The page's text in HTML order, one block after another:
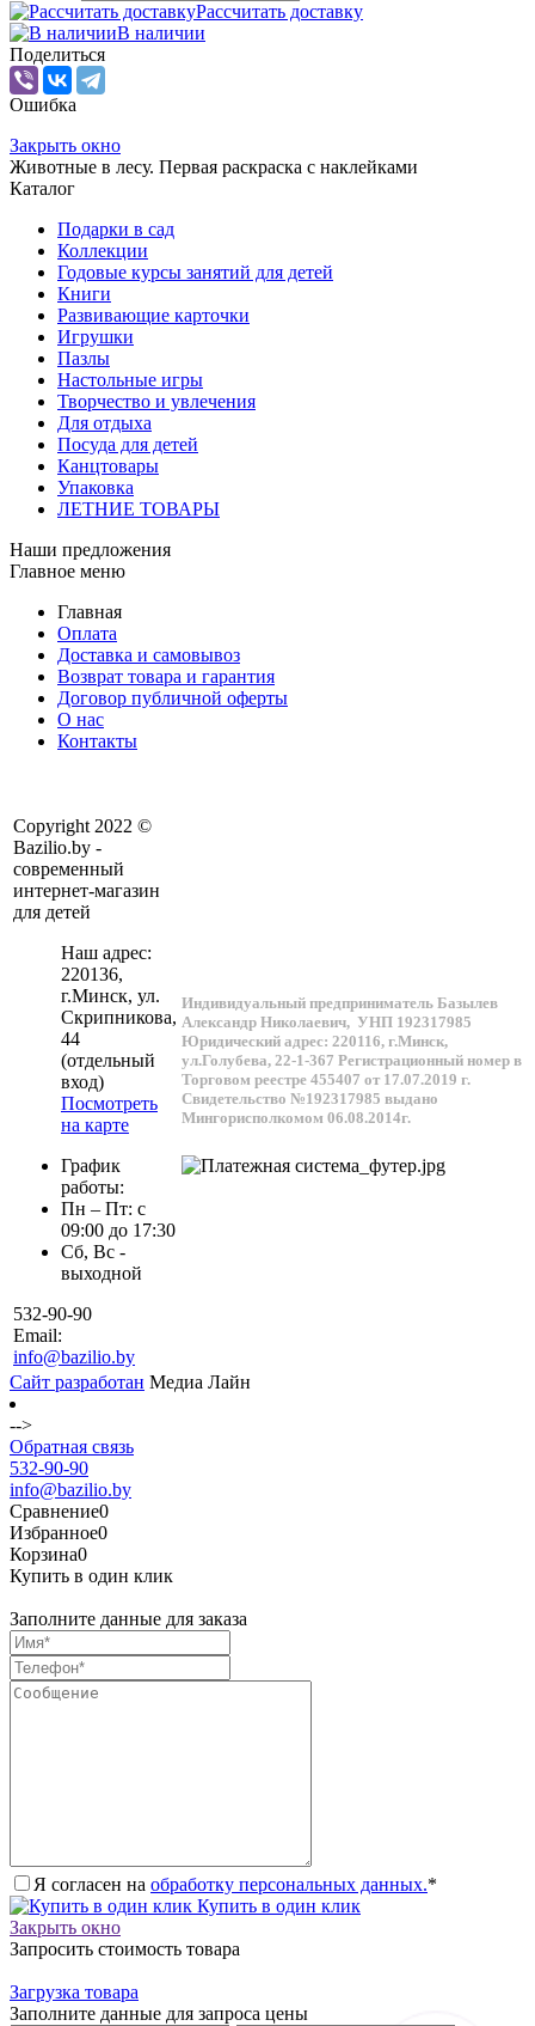
Рассчитать доставку
В наличии
Поделиться
Ошибка
Закрыть окно
Животные в лесу. Первая раскраска с наклейками
Каталог
Подарки в сад
Коллекции
Годовые курсы занятий для детей
Книги
Развивающие карточки
Игрушки
Пазлы
Настольные игры
Творчество и увлечения
Для отдыха
Посуда для детей
Канцтовары
Упаковка
ЛЕТНИЕ ТОВАРЫ
Наши предложения
Главное меню
Главная
Оплата
Доставка и самовывоз
Возврат товара и гарантия
Договор публичной оферты
О нас
Контакты
Copyright 2022 ©
Bazilio.by -
современный
интернет-магазин
для детей
Наш адрес:
220136,
г.Минск, ул.
Скрипникова,
44
(отдельный
вход)
Посмотреть
на карте
График
работы:
Пн – Пт: с
09:00 до 17:30
Сб, Вс -
выходной
532-90-90
Email:
info@bazilio.by
Индивидуальный предприниматель Базылев
Александр Николаевич, УНП 192317985
Юридический адрес: 220116, г.Минск,
ул.Голубева, 22-1-367 Регистрационный номер в
Торговом реестре 455407 от 17.07.2019 г.
Свидетельство №192317985 выдано
Мингорисполкомом 06.08.2014г.
Сайт разработан Медиа Лайн
-->
Обратная связь
532-90-90
info@bazilio.by
Сравнение0
Избранное0
Корзина0
Купить в один клик
Заполните данные для заказа
Я согласен на обработку персональных данных.*
Купить в один клик
Закрыть окно
Запросить стоимость товара
Загрузка товара
Заполните данные для запроса цены